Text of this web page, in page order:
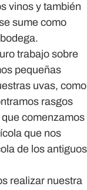
vinos y también
sume como
trabajo sobre
pequeñas
uvas, como
rasgos
comenzamos
que nos
de los antiguos
realizar nuestra